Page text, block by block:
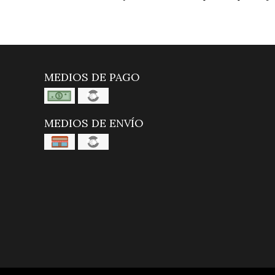
MEDIOS DE PAGO
MEDIOS DE ENVÍO